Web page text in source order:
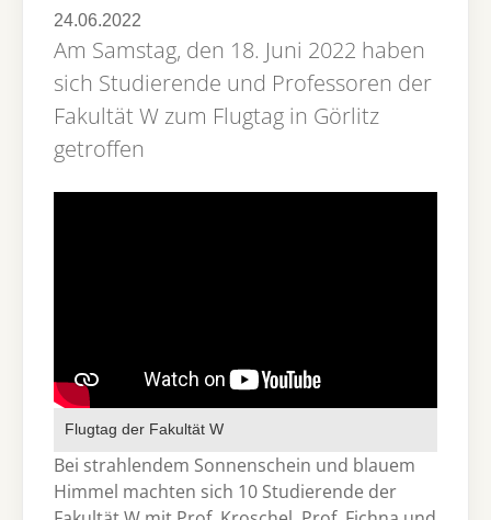
24.06.2022
Am Samstag, den 18. Juni 2022 haben
sich Studierende und Professoren der
Fakultät W zum Flugtag in Görlitz
getroffen
Flugtag der Fakultät W
Bei strahlendem Sonnenschein und blauem
Himmel machten sich 10 Studierende der